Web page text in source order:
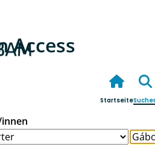
Access
Startseite